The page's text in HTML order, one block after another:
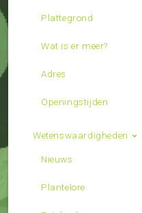
Plattegrond
Wat is er meer?
Adres
Openingstijden
Wetenswaardigheden
Nieuws
Plantelore